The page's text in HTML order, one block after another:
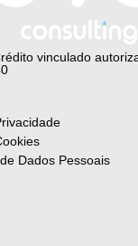
vinculado
Dados Pessoais